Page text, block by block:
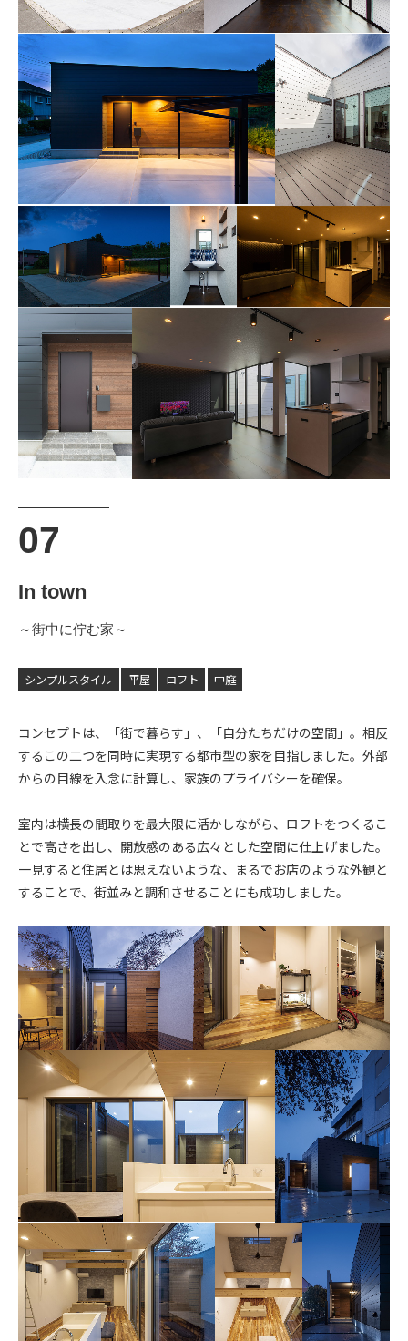
In town
～街中に佇む家～
シンプルスタイル 平屋 ロフト 中庭
コンセプトは、「街で暮らす」、「自分たちだけの空間」。相反
するこの二つを同時に実現する都市型の家を目指しました。外部
からの目線を入念に計算し、家族のプライバシーを確保。
室内は横長の間取りを最大限に活かしながら、ロフトをつくるこ
とで高さを出し、開放感のある広々とした空間に仕上げました。
一見すると住居とは思えないような、まるでお店のような外観と
することで、街並みと調和させることにも成功しました。